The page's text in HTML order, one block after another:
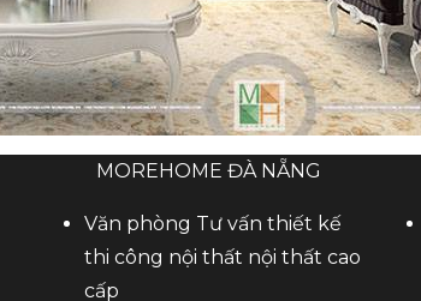
MOREHOME ĐÀ NẴNG
Văn phòng Tư vấn thiết kế
thi công nội thất nội thất cao
cấp